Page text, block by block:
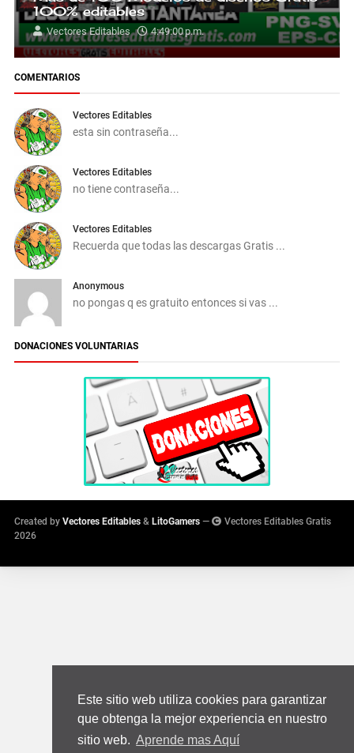
Este sitio web utiliza cookies para garantizar
que obtenga la mejor experiencia en nuestro
sitio web. Aprende mas Aquí
100% editables
Vectores Editables 4:49:00 p.m.
COMENTARIOS
Vectores Editables
esta sin contraseña...
Vectores Editables
no tiene contraseña...
Vectores Editables
Recuerda que todas las descargas Gratis ...
Anonymous
no pongas q es gratuito entonces si vas ...
DONACIONES VOLUNTARIAS
Created by Vectores Editables & LitoGamers —
Vectores Editables Gratis
2026